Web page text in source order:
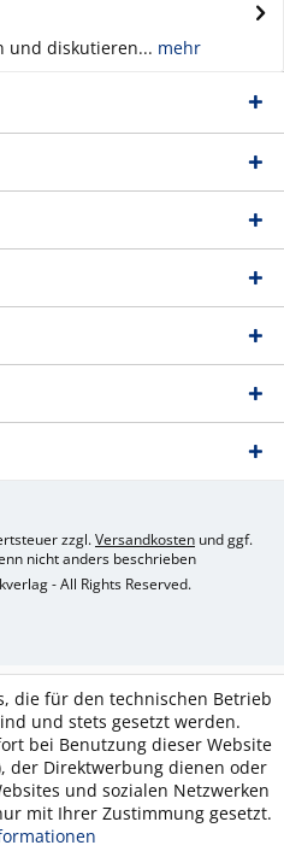
und diskutieren... mehr
zzgl.Versandkosten und ggf.
nicht anders beschrieben
- All Rights Reserved.
die für den technischen Betrieb
und stets gesetzt werden.
bei Benutzung dieser Website
der Direktwerbung dienen oder
und sozialen Netzwerken
mit Ihrer Zustimmung gesetzt.